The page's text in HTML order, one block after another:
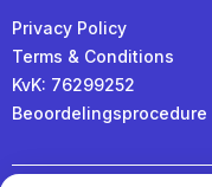
Privacy Policy
Terms & Conditions
KvK: 76299252
Beoordelingsprocedure